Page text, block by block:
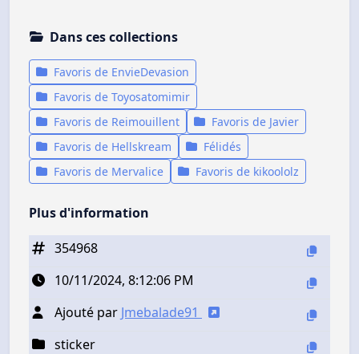
Dans ces collections
Favoris de EnvieDevasion
Favoris de Toyosatomimir
Favoris de Reimouillent
Favoris de Javier
Favoris de Hellskream
Félidés
Favoris de Mervalice
Favoris de kikoololz
Plus d'information
354968
10/11/2024, 8:12:06 PM
Ajouté par Jmebalade91
sticker